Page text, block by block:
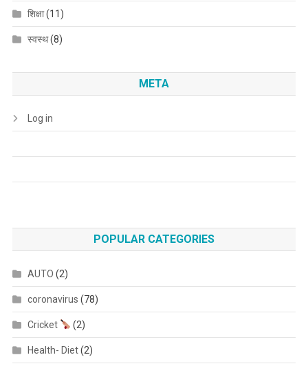
शिक्षा(11)
स्वस्थ(8)
META
Log in
POPULAR CATEGORIES
AUTO (2)
coronavirus (78)
Cricket (2)
Health- Diet(2)